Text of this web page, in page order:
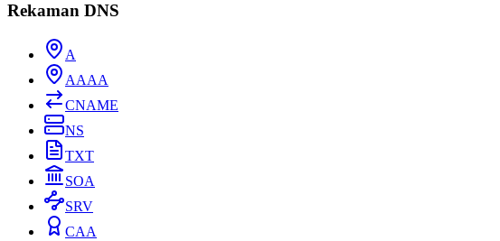
Rekaman DNS
A
AAAA
CNAME
NS
TXT
SOA
SRV
CAA